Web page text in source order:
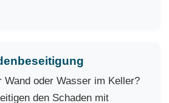
Wand oder Wasser im Keller?
den Schaden mit